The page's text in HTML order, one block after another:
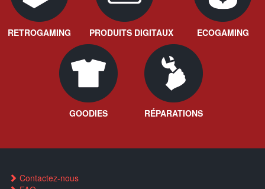
RETROGAMING PRODUITS DIGITAUX ECOGAMING
GOODIES RÉPARATIONS
Contactez-nous